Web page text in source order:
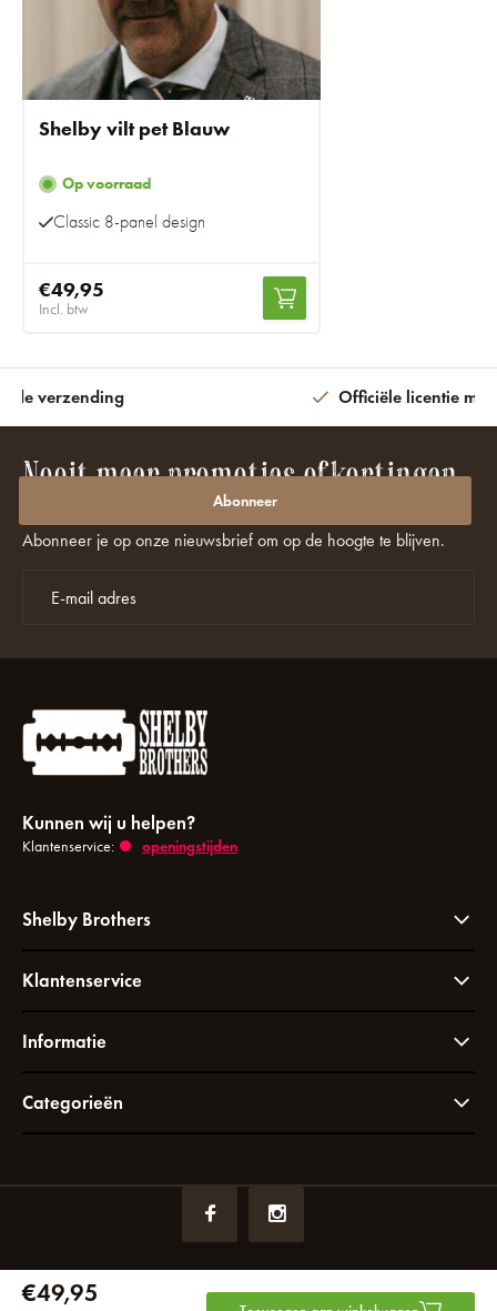
€49,95
Shelby vilt pet Blauw
Op voorraad
Classic 8-panel design
€49,95
Incl. btw
verzending Officiële licentie met
Nooit meer promoties of kortingen
Abonneer je op onze nieuwsbrief om op de hoogte te blijven.
Abonneer
Kunnen wij u helpen?
Klantenservice: openingstijden
Shelby Brothers
Klantenservice
Informatie
Categorieën
KVK nummer: 72049766btw-nummer:NL858964065B01